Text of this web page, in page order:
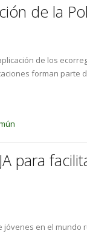
de la
de los
forman
para
en el